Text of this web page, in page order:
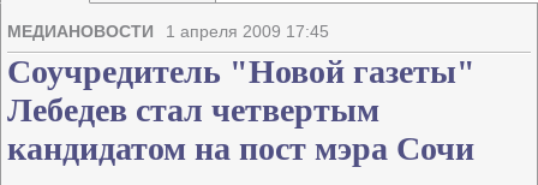
МЕДИАНОВОСТИ 1 апреля 2009 17:45
Соучредитель "Новой газеты"
Лебедев стал четвертым
кандидатом на пост мэра Сочи